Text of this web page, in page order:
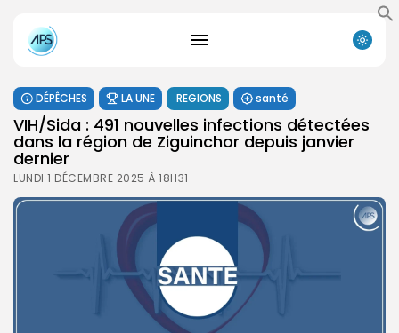
DÉPÊCHES LA UNE REGIONS santé
VIH/Sida : 491 nouvelles infections détectées
dans la région de Ziguinchor depuis janvier
dernier
LUNDI 1 DÉCEMBRE 2025 À 18H31